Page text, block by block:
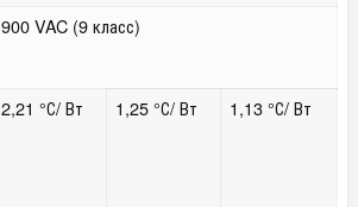
900 VAC (9 класс)
2,21 °С/ Вт 1,25 °С/ Вт 1,13 °С/ Вт